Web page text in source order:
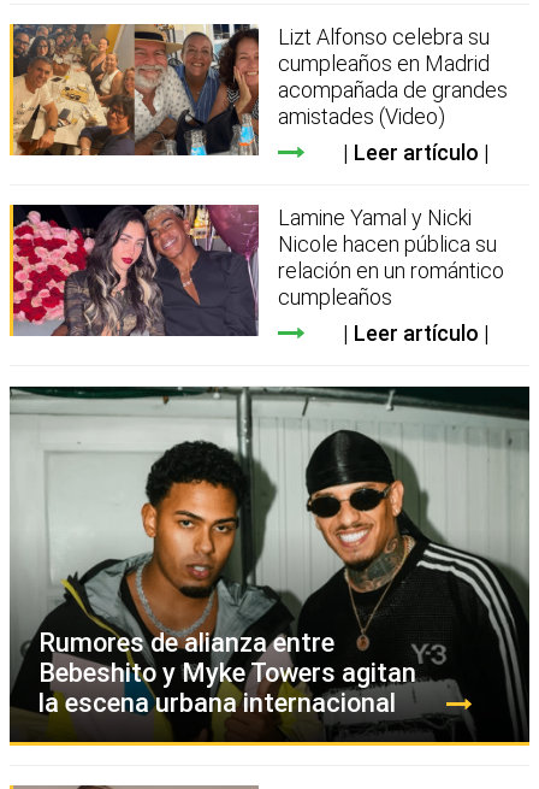
Lizt Alfonso celebra su
cumpleaños en Madrid
acompañada de grandes
amistades (Video)
Leer artículo
Lamine Yamal y Nicki
Nicole hacen pública su
relación en un romántico
cumpleaños
Leer artículo
Rumores de alianza entre
Bebeshito y Myke Towers agitan
la escena urbana internacional